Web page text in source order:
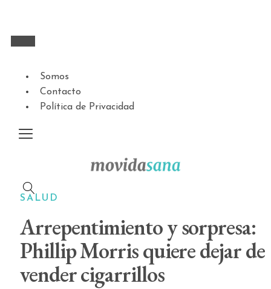
Somos
Contacto
Política de Privacidad
SALUD
Arrepentimiento y sorpresa:
Phillip Morris quiere dejar de
vender cigarrillos